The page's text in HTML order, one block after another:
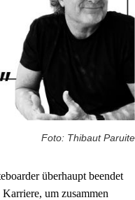
Foto: Thibaut Paruite
überhaupt beendet
um zusammen